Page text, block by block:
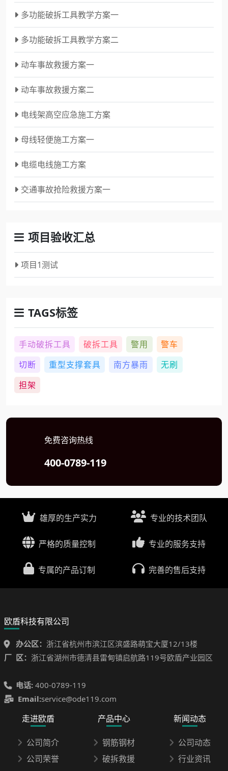
多功能破拆工具教学方案一
多功能破拆工具教学方案二
动车事故救援方案一
动车事故救援方案二
电线架高空应急施工方案
母线轻便施工方案一
电缆电线施工方案
交通事故抢险救援方案一
项目验收汇总
项目1测试
TAGS标签
手动破拆工具 破拆工具 警用
警车
切断
重型支撑套具 南方暴雨
无刷
担架
免费咨询热线
400-0789-119
雄厚的生产实力 专业的技术团队
严格的质量控制 专业的服务支持
专属的产品订制 完善的售后支持
欧盾科技有限公司
办公区： 浙江省杭州市滨江区滨盛路萌宝大厦12/13楼
厂 区： 浙江省湖州市德清县雷甸镇启航路119号欧盾产业园区
电话: 400-0789-119
Email:service@ode119.com
走进欧盾
公司简介
公司荣誉
产品中心
钢筋钢材
破拆救援
新闻动态
公司动态
行业资讯